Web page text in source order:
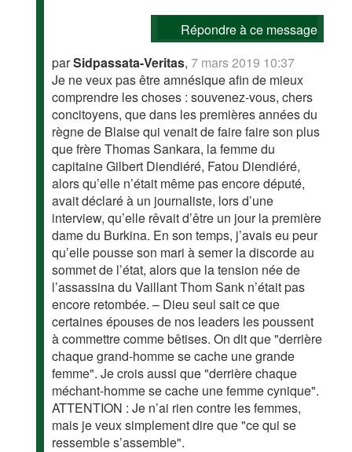
Répondre à ce message
parSidpassata-Veritas,7 mars 2019 10:37
Je ne veux pas être amnésique afin de mieux
comprendre les choses : souvenez-vous, chers
concitoyens, que dans les premières années du
règne de Blaise qui venait de faire faire son plus
que frère Thomas Sankara, la femme du
capitaine Gilbert Diendiéré, Fatou Diendiéré,
alors qu’elle n’était même pas encore député,
avait déclaré à un journaliste, lors d’une
interview, qu’elle rêvait d’être un jour la première
dame du Burkina. En son temps, j’avais eu peur
qu’elle pousse son mari à semer la discorde au
sommet de l’état, alors que la tension née de
l’assassina du Vaillant Thom Sank n’était pas
encore retombée. – Dieu seul sait ce que
certaines épouses de nos leaders les poussent
à commettre comme bêtises. On dit que "derrière
chaque grand-homme se cache une grande
femme". Je crois aussi que "derrière chaque
méchant-homme se cache une femme cynique".
ATTENTION : Je n’ai rien contre les femmes,
mais je veux simplement dire que "ce qui se
ressemble s’assemble".